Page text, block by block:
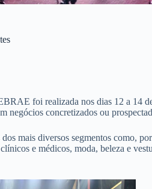
foi realizada nos dias 12 a 14
negócios concretizados ou
mais diversos segmentos como,
e médicos, moda, beleza e